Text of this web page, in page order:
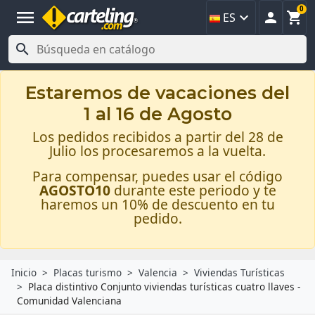
menu ES   
0

Estaremos de vacaciones del
1 al 16 de Agosto
Los pedidos recibidos a partir del 28 de
Julio los procesaremos a la vuelta.
Para compensar, puedes usar el código
AGOSTO10 durante este periodo y te
haremos un 10% de descuento en tu
pedido.
Inicio Placas turismo Valencia
Viviendas Turísticas
Placa distintivo Conjunto viviendas turísticas cuatro llaves -
Comunidad Valenciana